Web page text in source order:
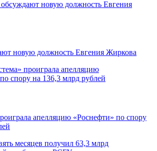
новую должность Евгения Жиркова
апелляцию «Роснефти» по спору